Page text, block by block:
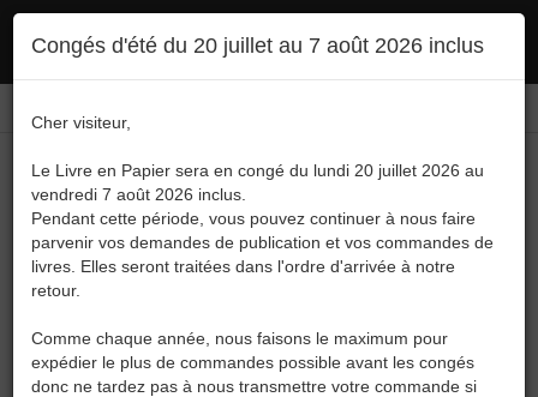
l'utilisation :politique en matière de confidentialité Accepter
Congés d'été du 20 juillet au 7 août 2026 inclus
Cher visiteur,
Le Livre en Papier sera en congé du lundi 20 juillet 2026 au
vendredi 7 août 2026 inclus.
Pendant cette période, vous pouvez continuer à nous faire
parvenir vos demandes de publication et vos commandes de
livres. Elles seront traitées dans l'ordre d'arrivée à notre
retour.
Comme chaque année, nous faisons le maximum pour
expédier le plus de commandes possible avant les congés
donc ne tardez pas à nous transmettre votre commande si
Menu
0